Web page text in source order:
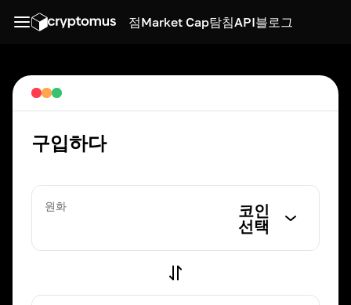
점Market Cap탐침API블로그
구입하다
원화
코인
선택